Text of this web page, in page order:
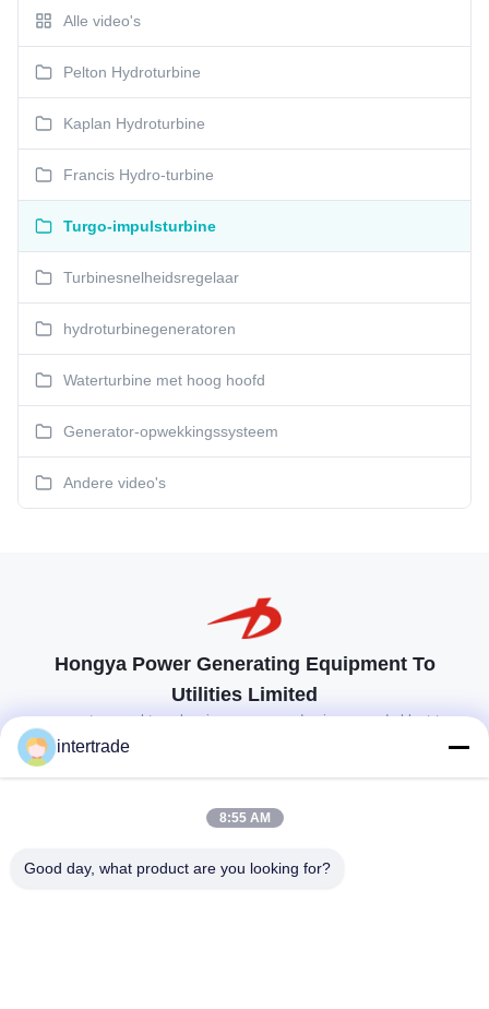
Alle video's
Pelton Hydroturbine
Kaplan Hydroturbine
Francis Hydro-turbine
Turgo-impulsturbine
Turbinesnelheidsregelaar
hydroturbinegeneratoren
Waterturbine met hoog hoofd
Generator-opwekkingssysteem
Andere video's
Hongya Power Generating Equipment To
Utilities Limited
op maat gemaakte oplossingen om aan de eisen van de klant te
86-28-37561966-8:00
intertrade
8:55 AM
Good day, what product are you looking for?